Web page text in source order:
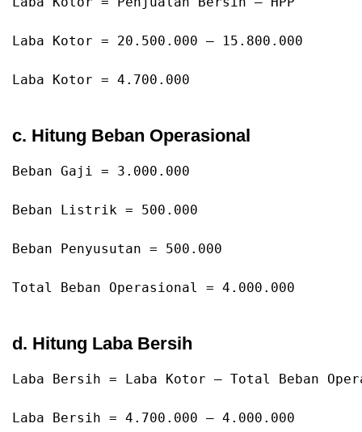
Laba Kotor = 20.500 .000 – 15.800 .000
Laba Kotor = 4.700 .000
c. Hitung Beban Operasional
Beban Gaji = 3.000 .000
Beban Listrik = 500.000
Beban Penyusutan = 500.000
Total Beban Operasional = 4.000 .000
d. Hitung Laba Bersih
Laba Bersih = Laba Kotor – Total Beban
Laba Bersih = 4.700 .000 – 4.000 .000